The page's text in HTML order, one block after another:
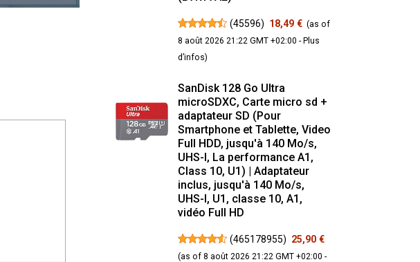
(45596) 18,49 € (as of
8 août 2026 21:22 GMT +02:00 -Plus
d’infos)
SanDisk 128 Go Ultra
microSDXC, Carte micro sd +
adaptateur SD (Pour
Smartphone et Tablette, Video
Full HDD, jusqu'à 140 Mo/s,
UHS-I, La performance A1,
Class 10, U1) | Adaptateur
inclus, jusqu'à 140 Mo/s,
UHS-I, U1, classe 10, A1,
vidéo Full HD
(465178955) 25,90 €
(as of 8 août 2026 21:22 GMT +02:00 -